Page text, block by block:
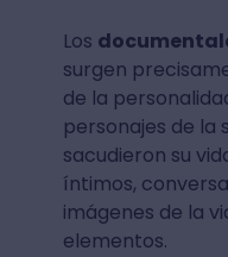
Los
surgen
de la
personajes de la
sacudieron su
íntimos,
imágenes de la
elementos.